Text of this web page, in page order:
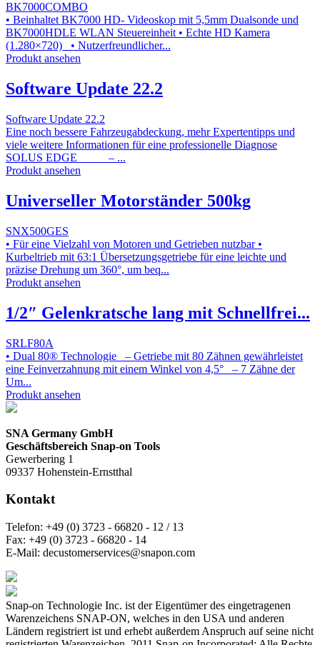
BK7000COMBO
• Beinhaltet BK7000 HD- Videoskop mit 5,5mm Dualsonde und
BK7000HDLE WLAN Steuereinheit • Echte HD Kamera
(1.280×720) • Nutzerfreundlicher...
Produkt ansehen
Software Update 22.2
Software Update 22.2
Eine noch bessere Fahrzeugabdeckung, mehr Expertentipps und
viele weitere Informationen für eine professionelle Diagnose
SOLUS EDGE – ...
Produkt ansehen
Universeller Motorständer 500kg
SNX500GES
• Für eine Vielzahl von Motoren und Getrieben nutzbar •
Kurbeltrieb mit 63:1 Übersetzungsgetriebe für eine leichte und
präzise Drehung um 360°, um beq...
Produkt ansehen
1/2″ Gelenkratsche lang mit Schnellfrei...
SRLF80A
• Dual 80® Technologie – Getriebe mit 80 Zähnen gewährleistet
eine Feinverzahnung mit einem Winkel von 4,5° – 7 Zähne der
Um...
Produkt ansehen
SNA Germany GmbH
Geschäftsbereich Snap-on Tools
Gewerbering 1
09337 Hohenstein-Ernstthal
Kontakt
Telefon: +49 (0) 3723 - 66820 - 12 / 13
Fax: +49 (0) 3723 - 66820 - 14
E-Mail: decustomerservices@snapon.com
Snap-on Technologie Inc. ist der Eigentümer des eingetragenen
Warenzeichens SNAP-ON, welches in den USA und anderen
Ländern registriert ist und erhebt außerdem Anspruch auf seine nicht